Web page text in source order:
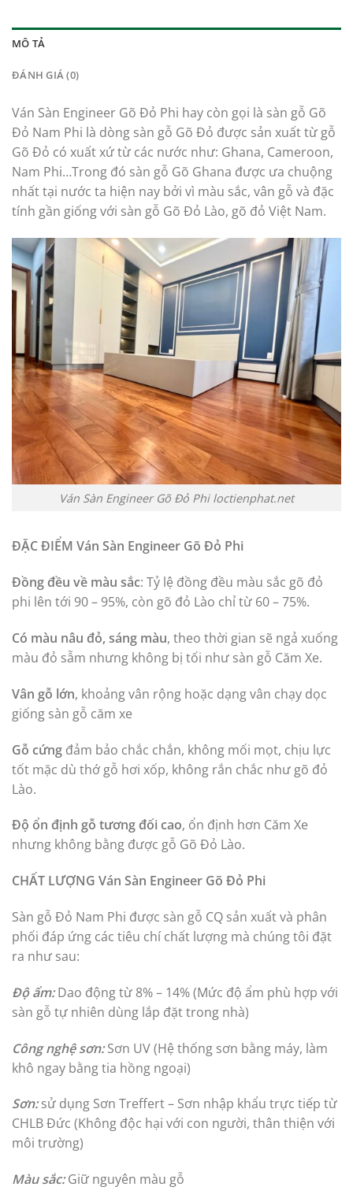
MÔ TẢ
ĐÁNH GIÁ (0)
Ván Sàn Engineer Gõ Đỏ Phi hay còn gọi là sàn gỗ Gõ
Đỏ Nam Phi là dòng sàn gỗ Gõ Đỏ được sản xuất từ gỗ
Gõ Đỏ có xuất xứ từ các nước như: Ghana, Cameroon,
Nam Phi…Trong đó sàn gỗ Gõ Ghana được ưa chuộng
nhất tại nước ta hiện nay bởi vì màu sắc, vân gỗ và đặc
tính gần giống với sàn gỗ Gõ Đỏ Lào, gõ đỏ Việt Nam.
Ván Sàn Engineer Gõ Đỏ Phi loctienphat.net
ĐẶC ĐIỂM Ván Sàn Engineer Gõ Đỏ Phi
Đồng đều về màu sắc: Tỷ lệ đồng đều màu sắc gõ đỏ
phi lên tới 90 – 95%, còn gõ đỏ Lào chỉ từ 60 – 75%.
Có màu nâu đỏ, sáng màu, theo thời gian sẽ ngả xuống
màu đỏ sẫm nhưng không bị tối như sàn gỗ Căm Xe.
Vân gỗ lớn, khoảng vân rộng hoặc dạng vân chạy dọc
giống sàn gỗ căm xe
Gỗ cứng đảm bảo chắc chắn, không mối mọt, chịu lực
tốt mặc dù thớ gỗ hơi xốp, không rắn chắc như gõ đỏ
Lào.
Độ ổn định gỗ tương đối cao, ổn định hơn Căm Xe
nhưng không bằng được gỗ Gõ Đỏ Lào.
CHẤT LƯỢNG Ván Sàn Engineer Gõ Đỏ Phi
Sàn gỗ Đỏ Nam Phi được sàn gỗ CQ sản xuất và phân
phối đáp ứng các tiêu chí chất lượng mà chúng tôi đặt
ra như sau:
Độ ẩm:Dao động từ 8% – 14% (Mức độ ẩm phù hợp với
sàn gỗ tự nhiên dùng lắp đặt trong nhà)
Công nghệ sơn:Sơn UV (Hệ thống sơn bằng máy, làm
khô ngay bằng tia hồng ngoại)
Sơn:sử dụng Sơn Treffert – Sơn nhập khẩu trực tiếp từ
CHLB Đức (Không độc hại với con người, thân thiện với
môi trường)
Màu sắc:Giữ nguyên màu gỗ